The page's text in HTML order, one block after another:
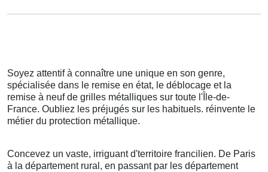
Soyez attentif à connaître une unique en son genre,
spécialisée dans le remise en état, le déblocage et la
remise à neuf de grilles métalliques sur toute l'Île-de-
France. Oubliez les préjugés sur les habituels. réinvente le
métier du protection métallique.
Concevez un vaste, irriguant d'territoire francilien. De Paris
à la département rural, en passant par les département